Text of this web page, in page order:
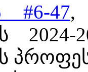
#6-47,